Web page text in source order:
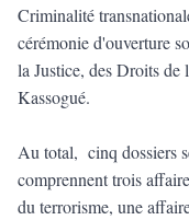
Criminalité
cérémonie d'ouverture
la Justice, des Droits
Kassogué.
Au total, cinq dossiers
comprennent trois
du terrorisme, une